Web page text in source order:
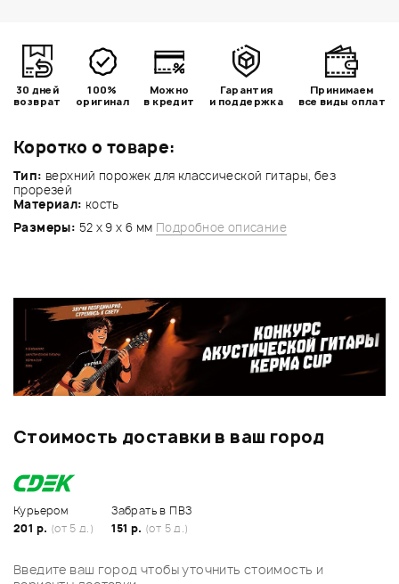
Коротко о товаре:
Тип: верхний порожек для классической гитары, без
прорезей
Материал: кость
Размеры: 52 x 9 x 6 мм Подробное описание
30 дней
возврат
100%
оригинал
Можно
в кредит
Гарантия
и поддержка
Принимаем
все виды оплат
Стоимость доставки в ваш город
Курьером
201 р. (от 5 д.)
Забрать в ПВЗ
151 р. (от 5 д.)
Введите ваш город чтобы уточнить стоимость и